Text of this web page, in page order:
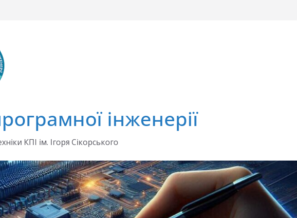
інженерії
КПІ ім. Ігоря Сікорського